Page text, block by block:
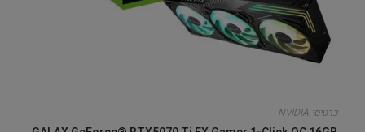
כרטיסי NVIDIA